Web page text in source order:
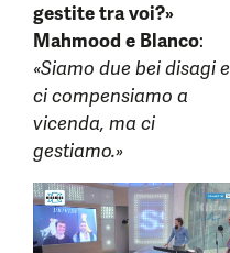
gestite tra voi?»
Mahmood e Blanco:
«Siamo due bei disagi e
ci compensiamo a
vicenda, ma ci
gestiamo.»